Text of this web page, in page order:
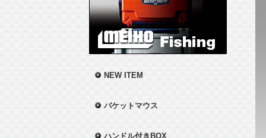
NEW ITEM
バケットマウス
ハンドル付きBOX